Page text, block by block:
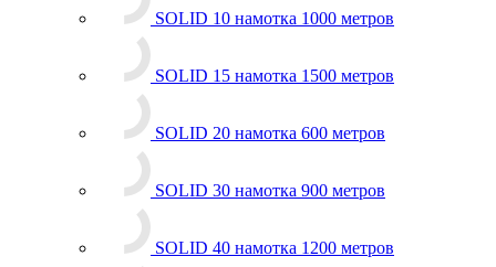
SOLID 10 намотка 1000 метров
SOLID 15 намотка 1500 метров
SOLID 20 намотка 600 метров
SOLID 30 намотка 900 метров
SOLID 40 намотка 1200 метров